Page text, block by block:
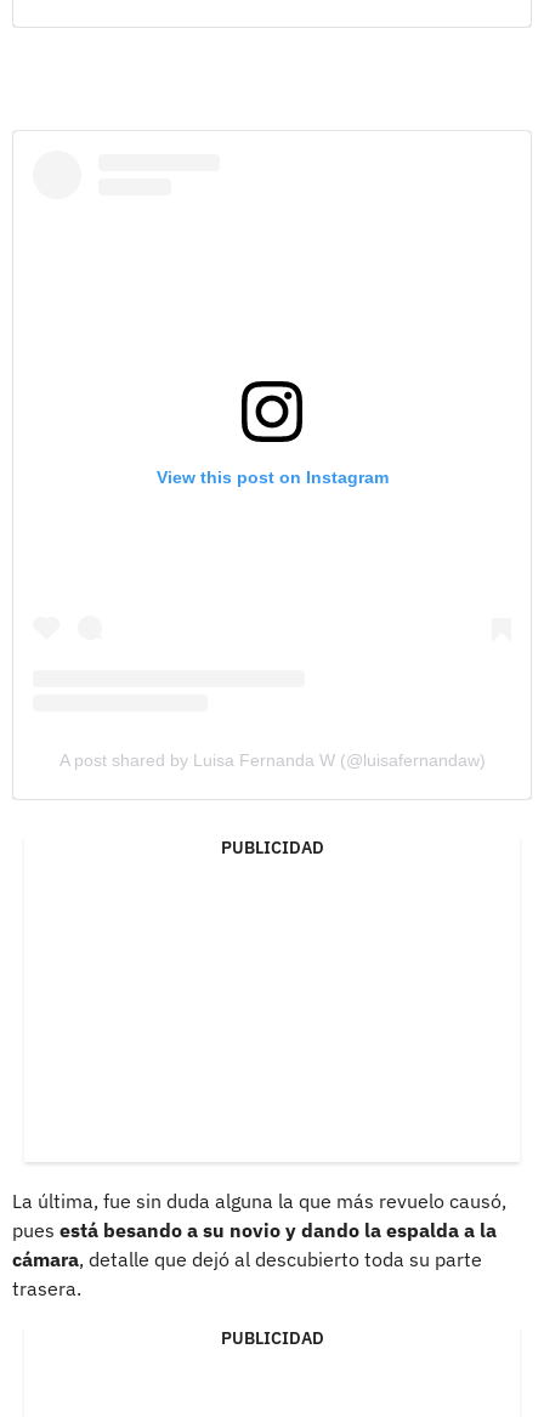
View this post on Instagram
A post shared by Luisa Fernanda W (@luisafernandaw)
PUBLICIDAD
La última, fue sin duda alguna la que más revuelo causó,
pues está besando a su novio y dando la espalda a la
cámara, detalle que dejó al descubierto toda su parte
trasera.
PUBLICIDAD